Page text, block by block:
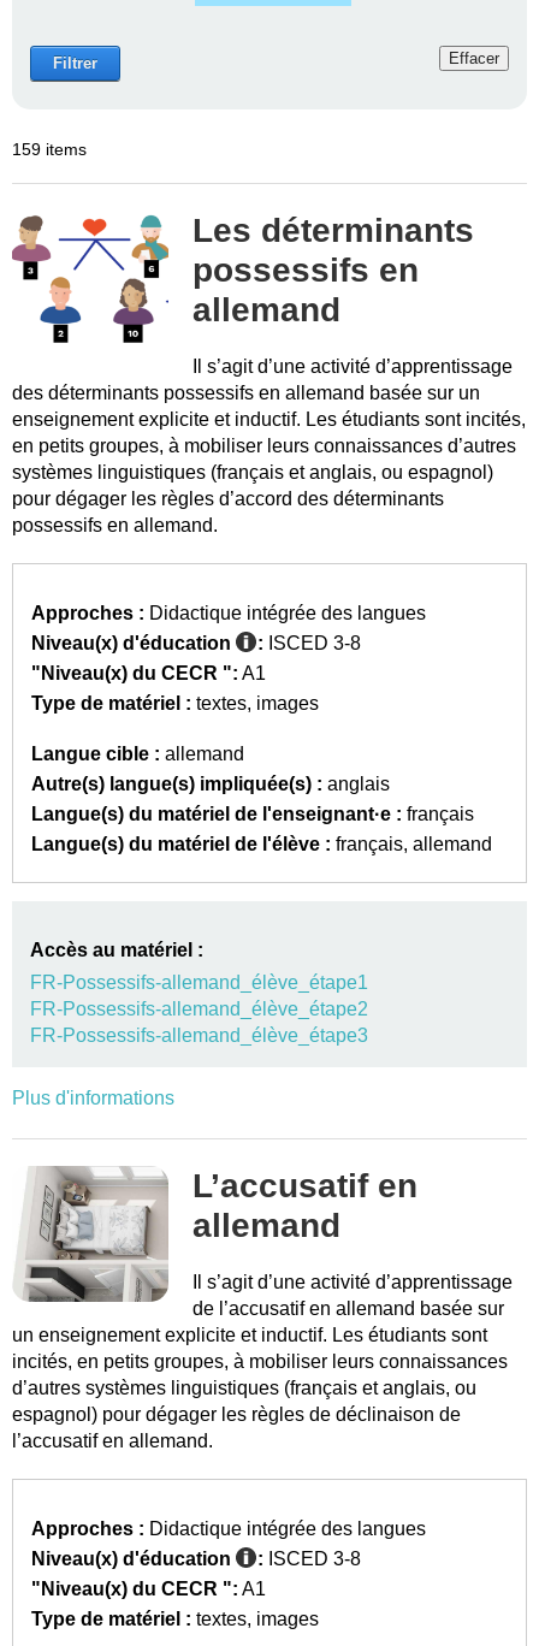
Filtrer Effacer
159 items
Les déterminants
possessifs en
allemand
Il s’agit d’une activité d’apprentissage
des déterminants possessifs en allemand basée sur un
enseignement explicite et inductif. Les étudiants sont incités,
en petits groupes, à mobiliser leurs connaissances d’autres
systèmes linguistiques (français et anglais, ou espagnol)
pour dégager les règles d’accord des déterminants
possessifs en allemand.
Approches : Didactique intégrée des langues
Niveau(x) d'éducation
: ISCED 3-8
"Niveau(x) du CECR ": A1
Type de matériel : textes images
Langue cible : allemand
Autre(s) langue(s) impliquée(s) : anglais
Langue(s) du matériel de l'enseignant·e : français
Langue(s) du matériel de l'élève : français allemand
Accès au matériel :
FR-Possessifs-allemand_élève_étape1
FR-Possessifs-allemand_élève_étape2
FR-Possessifs-allemand_élève_étape3
Plus d'informations
L’accusatif en
allemand
Il s’agit d’une activité d’apprentissage
de l’accusatif en allemand basée sur
un enseignement explicite et inductif. Les étudiants sont
incités, en petits groupes, à mobiliser leurs connaissances
d’autres systèmes linguistiques (français et anglais, ou
espagnol) pour dégager les règles de déclinaison de
l’accusatif en allemand.
Approches : Didactique intégrée des langues
Niveau(x) d'éducation
: ISCED 3-8
"Niveau(x) du CECR ": A1
Type de matériel : textes images